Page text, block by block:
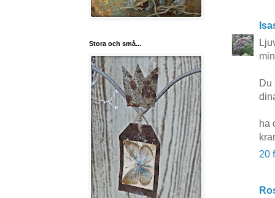
Du
ha
20
Stora och små...